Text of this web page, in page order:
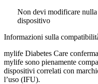
Non devi modificare
dispositivo
Informazioni sulla
mylife Diabetes Care
mylife sono pienamente
dispositivi correlati con
l’uso (IFU).